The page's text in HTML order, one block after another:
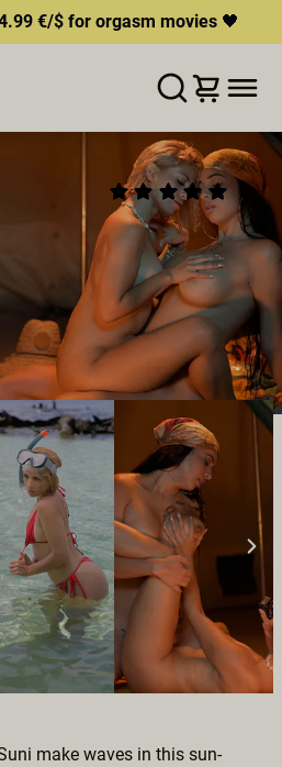
€/$ for orgasm movies🖤
- NETWORK ERROR
WARENKORB LEGEN TEILEN
(3)
,Dani Sunii
LUST ADVENTURES
make waves in this sun-